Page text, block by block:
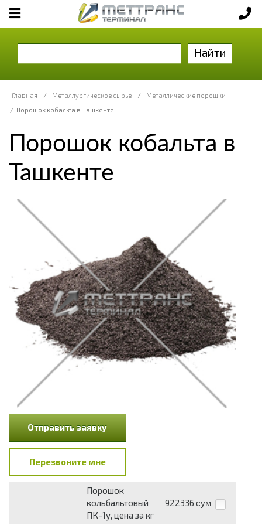
Найти
Главная / Металлургическое сырье /
Металлические порошки
/ Порошок кобальта в Ташкенте
Порошок кобальта в
Ташкенте
Отправить заявку
Перезвоните мне
Порошок
кольбальтовый
ПК-1у, цена за кг
922336 сум